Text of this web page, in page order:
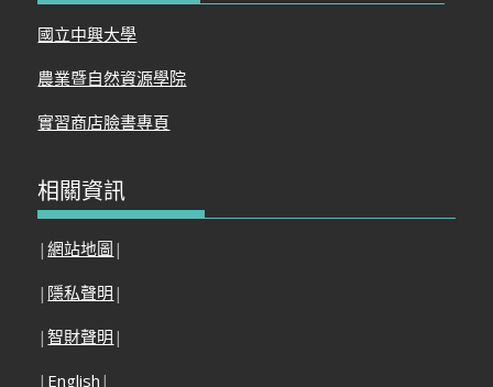
國立中興大學
農業暨自然資源學院
實習商店臉書專頁
相關資訊
|網站地圖 |
| 隱私聲明 |
|智財聲明 |
| English |